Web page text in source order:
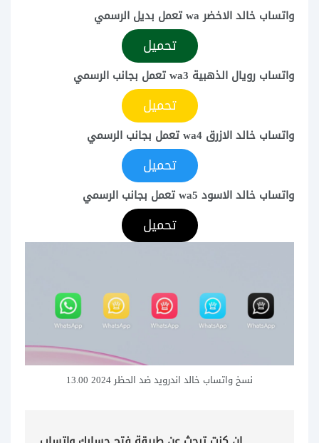
واتساب خالد الاخضر wa تعمل بديل الرسمي
تحميل
واتساب رويال الذهبية wa3 تعمل بجانب الرسمي
تحميل
واتساب خالد الازرق wa4 تعمل بجانب الرسمي
تحميل
واتساب خالد الاسود wa5 تعمل بجانب الرسمي
تحميل
نسخ واتساب خالد اندرويد ضد الحظر 2024 13.00